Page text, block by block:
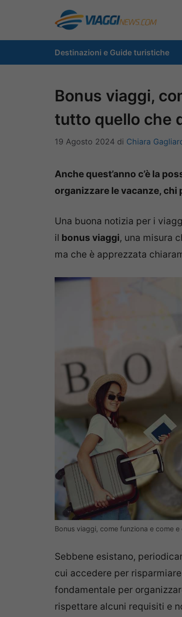
contenuto
Destinazioni e Guide turistiche
Bonus viaggi,
tutto quello che
19 Agosto 2024 di Chiara
Anche quest’anno c’è la
organizzare le vacanze, chi
Una buona notizia per i
il bonus viaggi, una misura
ma che è apprezzata
Bonus viaggi, come funziona e come
Sebbene esistano,
cui accedere per
fondamentale per
rispettare alcuni requisiti e